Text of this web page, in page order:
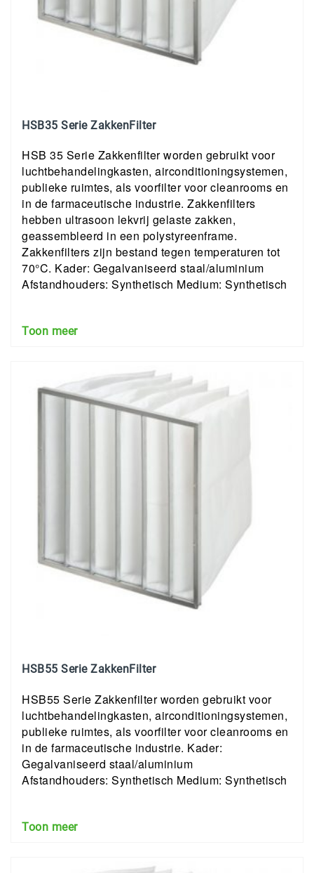
HSB35 Serie ZakkenFilter
HSB 35 Serie Zakkenfilter worden gebruikt voor
luchtbehandelingkasten, airconditioningsystemen,
publieke ruimtes, als voorfilter voor cleanrooms en
in de farmaceutische industrie. Zakkenfilters
hebben ultrasoon lekvrij gelaste zakken,
geassembleerd in een polystyreenframe.
Zakkenfilters zijn bestand tegen temperaturen tot
70°C. Kader: Gegalvaniseerd staal/aluminium
Afstandhouders: Synthetisch Medium: Synthetisch
Toon meer
HSB55 Serie ZakkenFilter
HSB55 Serie Zakkenfilter worden gebruikt voor
luchtbehandelingkasten, airconditioningsystemen,
publieke ruimtes, als voorfilter voor cleanrooms en
in de farmaceutische industrie. Kader:
Gegalvaniseerd staal/aluminium
Afstandhouders: Synthetisch Medium: Synthetisch
Toon meer